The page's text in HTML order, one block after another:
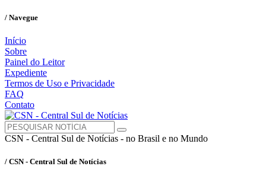
/ Navegue
Início
Sobre
Painel do Leitor
Expediente
Termos de Uso e Privacidade
FAQ
Contato
CSN - Central Sul de Notícias - no Brasil e no Mundo
/ CSN - Central Sul de Notícias